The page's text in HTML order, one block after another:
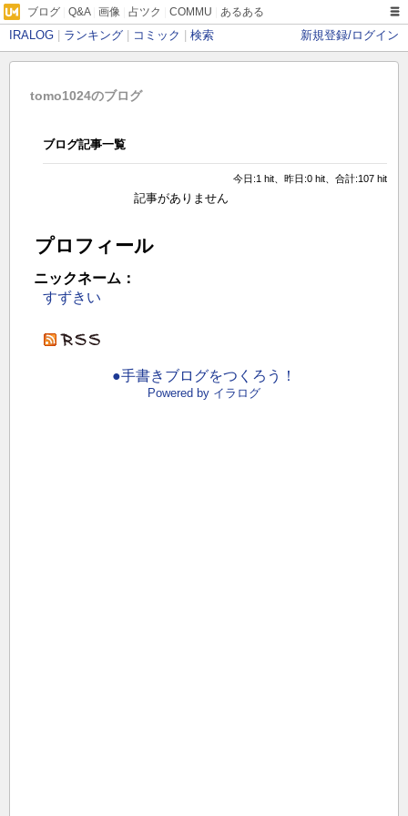
ブログ Q&A| 画像 占ツク COMMU あるある
IRALOG ランキング コミック 検索 新規登録/ログイン
tomo1024のブログ
ブログ記事一覧
今日:1 hit、昨日:0 hit、合計:107 hit
記事がありません
プロフィール
ニックネーム：
すずきい
●手書きブログをつくろう！
Powered by イラログ